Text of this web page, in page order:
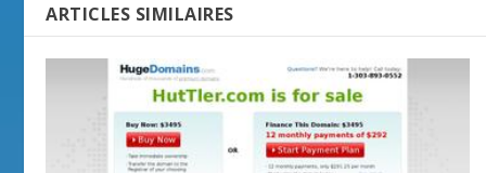
ARTICLES SIMILAIRES